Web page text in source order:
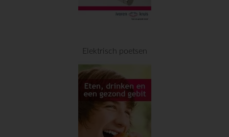
Elektrisch poetsen